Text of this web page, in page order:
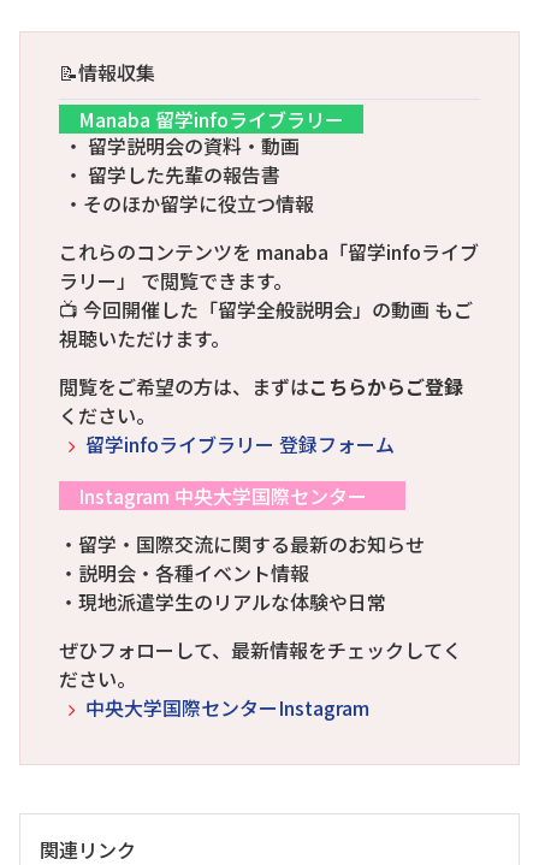
📝情報収集
Manaba 留学infoライブラリー
・ 留学説明会の資料・動画
・ 留学した先輩の報告書
・そのほか留学に役立つ情報
これらのコンテンツを manaba「留学infoライブ
ラリー」 で閲覧できます。
📺 今回開催した「留学全般説明会」の動画 もご
視聴いただけます。
閲覧をご希望の方は、まずはこちらからご登録
ください。
留学infoライブラリー 登録フォーム
Instagram 中央大学国際センター
・留学・国際交流に関する最新のお知らせ
・説明会・各種イベント情報
・現地派遣学生のリアルな体験や日常
ぜひフォローして、最新情報をチェックしてく
ださい。
中央大学国際センターInstagram
関連リンク